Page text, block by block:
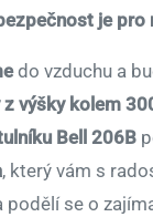
je pro
do vzduchu a
výšky kolem
Bell 206B
, který vám s
podělí se o